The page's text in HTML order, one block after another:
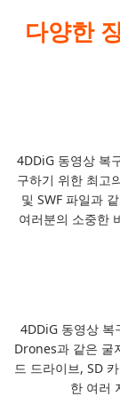
다양한
4DDiG 동영상 복
구하기 위한 최고
및 SWF 파일과
여러분의 소중한
4DDiG 동영상
Drones과 같은 굴
드 드라이브, SD
한 여러